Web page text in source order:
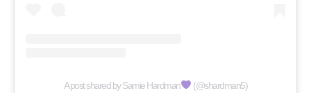
A post shared by Samie Hardman (@shardman5)